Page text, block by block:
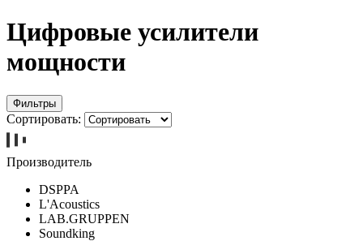
Цифровые усилители
мощности
Фильтры
Сортировать:
Производитель
DSPPA
L'Acoustics
LAB.GRUPPEN
Soundking